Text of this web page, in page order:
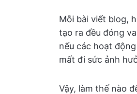
Mỗi bài viết blog,
tạo ra đều đóng
nếu các hoạt
mất đi sức ảnh
Vậy, làm thế nào